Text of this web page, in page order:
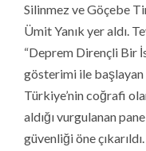
Silinmez ve Göçebe
Ümit Yanık yer aldı.
“Deprem Dirençli Bir
gösterimi ile
Türkiye’nin coğrafi
aldığı vurgulanan
güvenliği öne